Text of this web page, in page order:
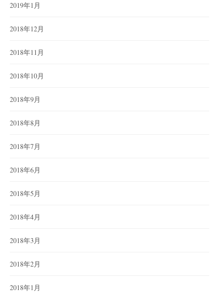
2019年1月
2018年12月
2018年11月
2018年10月
2018年9月
2018年8月
2018年7月
2018年6月
2018年5月
2018年4月
2018年3月
2018年2月
2018年1月